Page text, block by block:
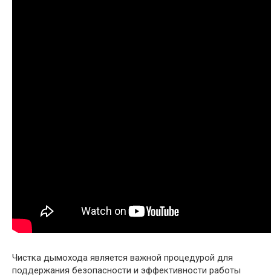
Чистка дымохода является важной процедурой для
поддержания безопасности и эффективности работы